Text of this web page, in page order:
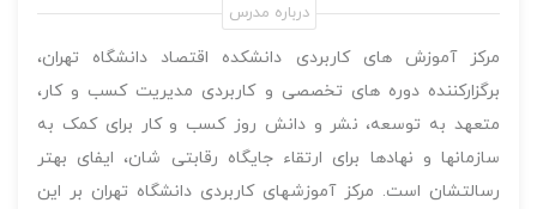
درباره مدرس
مرکز آموزش های کاربردی دانشکده اقتصاد دانشگاه تهران،
برگزارکننده دوره های تخصصی و کاربردی مدیریت کسب و کار،
متعهد به توسعه، نشر و دانش روز کسب و کار برای کمک به
سازمانها و نهادها برای ارتقاء جایگاه رقابتی شان، ایفای بهتر
رسالتشان است. مرکز آموزشهای کاربردی دانشگاه تهران بر این